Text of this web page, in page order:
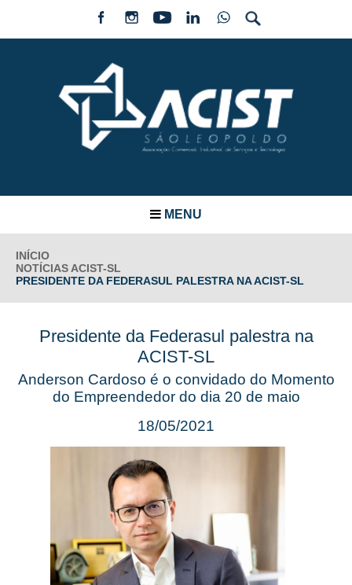
MENU
INÍCIO
NOTÍCIAS ACIST-SL
PRESIDENTE DA FEDERASUL PALESTRA NA ACIST-SL
Presidente da Federasul palestra na
ACIST-SL
Anderson Cardoso é o convidado do Momento
do Empreendedor do dia 20 de maio
18/05/2021